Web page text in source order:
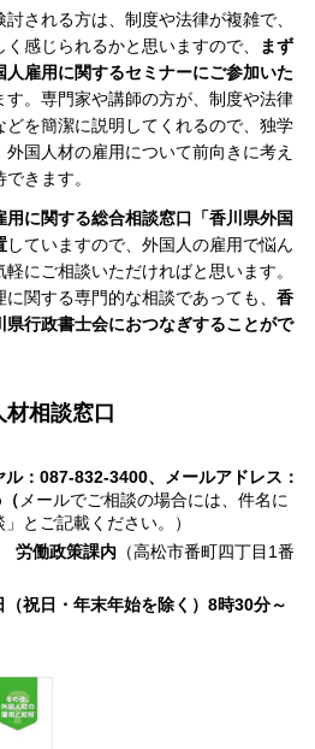
される方は、制度や法律が複雑で、
感じられるかと思いますので、
まず
雇用に関するセミナーにご参加いた
す。専門家や講師の方が、制度や法律
を簡潔に説明してくれるので、独学
国人材の雇用について前向きに考え
きます。
用に関する総合相談窓口「香川県外国
していますので、外国人の雇用で悩ん
にご相談いただければと思います。
関する専門的な相談であっても、 香
県行政書士会におつなぎすることがで
相談窓口
： 087-832-3400、
メールアドレス：
メールでご相談の場合には、件名に
とご記載ください。）
労働政策課内 （高松市番町四丁目1番
（祝日・年末年始を除く）8時30分～